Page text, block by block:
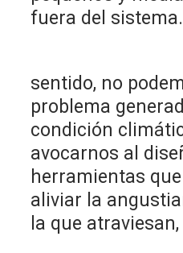
fuera del sistema.
Que,
sentido, no
problema
condición
avocarnos al
herramientas
aliviar la
la que atraviesan,